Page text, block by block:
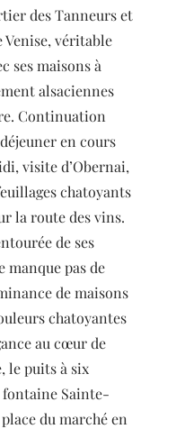
des Tanneurs et
véritable
ses maisons à
alsaciennes
Continuation
en cours
visite d’Obernai,
chatoyants
la route des vins.
de ses
manque pas de
de maisons
chatoyantes
au cœur de
le puits à six
fontaine Sainte-
du marché en